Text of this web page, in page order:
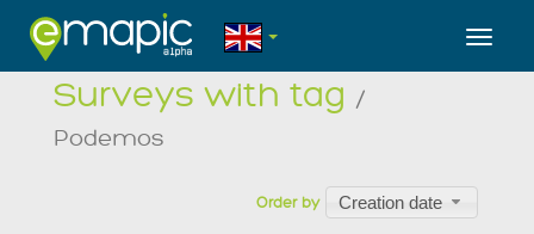
Surveys with tag /
Podemos
Order by Creation date